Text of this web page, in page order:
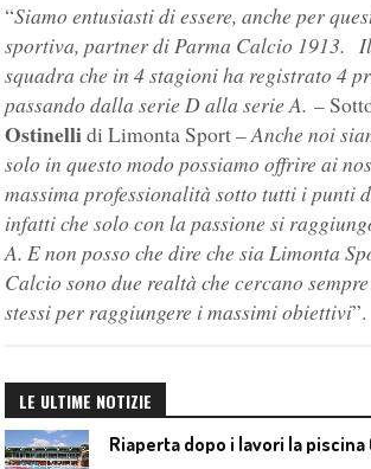
“Siamo entusiasti di essere, anche per
sportiva, partner di Parma Calcio 1913.
squadra che in 4 stagioni ha registrato 4
passando dalla serie D alla serie A. –
Ostinellidi Limonta Sport –Anche noi
solo in questo modo possiamo offrire ai
massima professionalità sotto tutti i punti
infatti che solo con la passione si
A. E non posso che dire che sia Limonta
Calcio sono due realtà che cercano
stessi per raggiungere i massimi obiettivi”.
LE ULTIME NOTIZIE
Riaperta dopo i lavori la